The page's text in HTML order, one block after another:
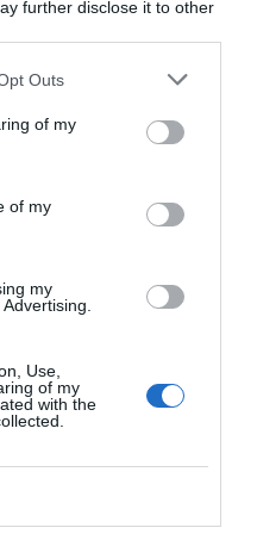
further disclose it to other
Outs
of my
of my
my
Use,
of my
with the
está afectando
y al cumplimiento de
para cada
que la medida
especialidades,
habitual no se
no están
en servicios
o Rehabilitación,
ello conlleva para